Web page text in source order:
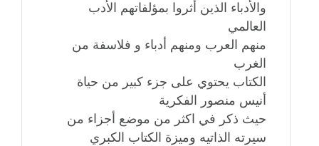
والأدباء الذين أثروا بمؤلفاتهم الأدب
العالمي
منهم العرب ومنهم أدباء و فلاسفة من
الغرب
الكتاب يحتوي على جزء كبير من حياة
أنيس منصور الفكرية
حيث ذكر في اكثر من موضع أجزاء من
سيرته الذاتيه وميزة الكتاب الكبري